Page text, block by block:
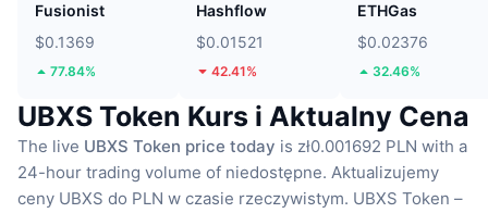
Fusionist
$0.1369
77.84%
Hashflow
$0.01521
42.41%
ETHGas
$0.02376
32.46%
UBXS Token Kurs i Aktualny Cena
The live UBXS Token price today is zł0.001692 PLN with a
24-hour trading volume of niedostępne. Aktualizujemy
ceny UBXS do PLN w czasie rzeczywistym. UBXS Token –